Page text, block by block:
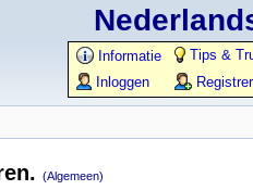
Informatie
Tips &
Inloggen
(Algemeen)